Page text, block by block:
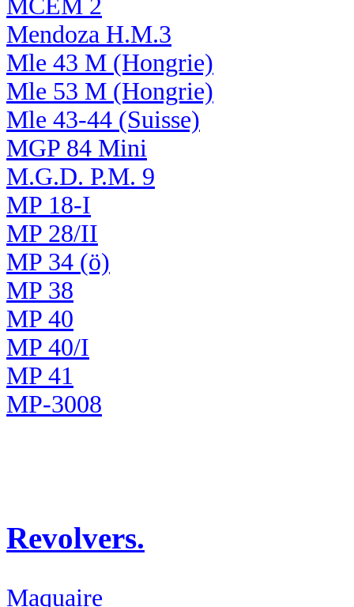
MCEM 2
Mendoza H.M.3
Mle 43 M (Hongrie)
Mle 53 M (Hongrie)
Mle 43-44 (Suisse)
MGP 84 Mini
M.G.D. P.M. 9
MP 18-I
MP 28/II
MP 34 (ö)
MP 38
MP 40
MP 40/I
MP 41
MP-3008
Revolvers.
Maquaire